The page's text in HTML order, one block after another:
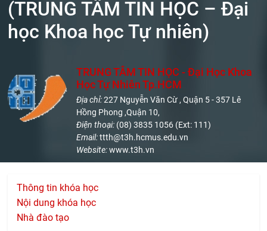
(TRUNG TÂM TIN HỌC – Đại
học Khoa học Tự nhiên)
TRUNG TÂM TIN HỌC - Đại Học Khoa
Học Tự Nhiên Tp.HCM
Địa chỉ:227 Nguyễn Văn Cừ , Quận 5 - 357 Lê
Hồng Phong ,Quận 10,
Điện thoại: (08) 3835 1056 (Ext: 111)
Email:ttth@t3h.hcmus.edu.vn
Website:www.t3h.vn
Thông tin khóa học
Nội dung khóa học
Nhà đào tạo